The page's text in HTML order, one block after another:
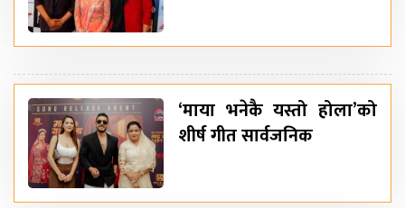
‘माया भनेकै यस्तो होला’को
शीर्ष गीत सार्वजनिक